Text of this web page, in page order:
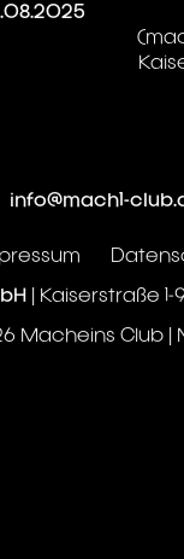
info@mach1-
| Kaiserstraße
Macheins Club |